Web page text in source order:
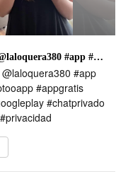
Responder a @laloquera380 #app #criptoo #criptooapp #appgratis #appstore #googleplay #chatprivado #chatseguro #privacidad
#app
#appgratis
#chatprivado